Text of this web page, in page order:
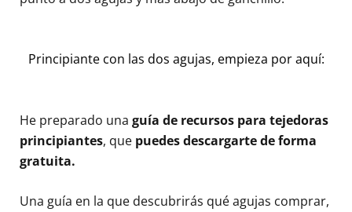
Principiante con las dos agujas, empieza por aquí:
He preparado una guía de recursos para tejedoras
principiantes, que puedes descargarte de forma
gratuita.
Una guía en la que descubrirás qué agujas comprar,